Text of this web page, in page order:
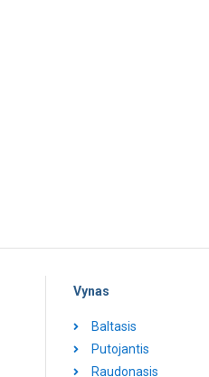
Vynas
Baltasis
Putojantis
Raudonasis